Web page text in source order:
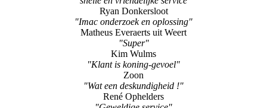
Ryan Donkersloot
"Imac onderzoek en oplossing"
Matheus Everaerts uit Weert
"Super"
Kim Wulms
"Klant is koning-gevoel"
Zoon
"Wat een deskundigheid !"
René Ophelders